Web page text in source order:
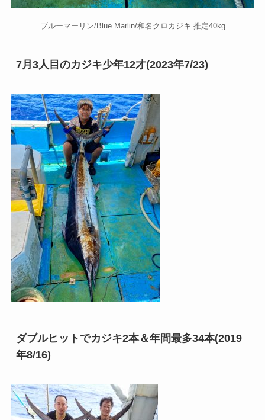
ブルーマーリン/Blue Marlin/和名クロカジキ 推定40kg
7月3人目のカジキ少年12才(2023年7/23)
ダブルヒットでカジキ2本＆年間最多34本(2019
年8/16)